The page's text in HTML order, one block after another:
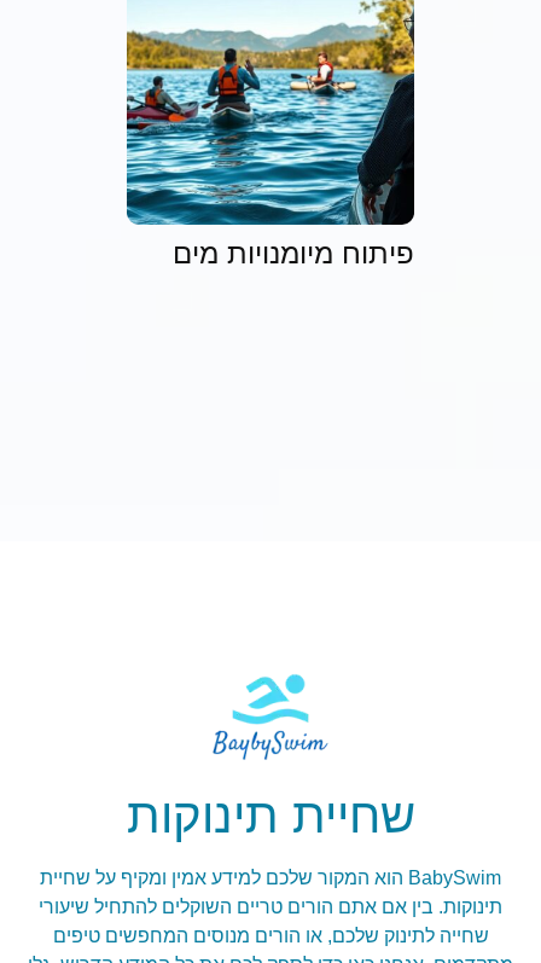
פיתוח מיומנויות מים
שחיית תינוקות
BabySwim הוא המקור שלכם למידע אמין ומקיף על שחיית
תינוקות. בין אם אתם הורים טריים השוקלים להתחיל שיעורי
שחייה לתינוק שלכם, או הורים מנוסים המחפשים טיפים